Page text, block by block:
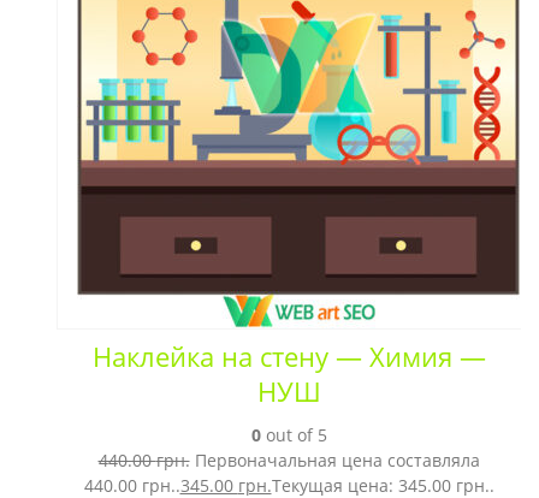
Наклейка на стену — Химия —
НУШ
0out of 5
440.00грн. Первоначальная цена составляла
440.00 грн..345.00 грн.Текущая цена: 345.00 грн..